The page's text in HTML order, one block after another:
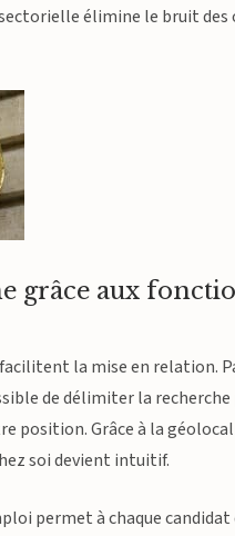
élimine le bruit
grâce aux
la mise en relation.
de délimiter la
position. Grâce à la
soi devient intuitif.
permet à chaque